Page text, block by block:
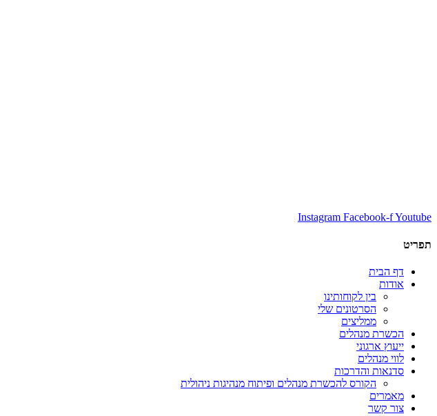
Instagram Facebook-fYoutube
תפריט
דף הבית
אודות
בין לקוחותינו
הסרטונים שלי
ממליצים
הכשרת מנהלים
ייעוץ ארגוני
לווי מנהלים
סדנאות והדרכות
הקורס להכשרת מנהלים ופיתוח מנהיגות ניהולית
מאמרים
צור קשר